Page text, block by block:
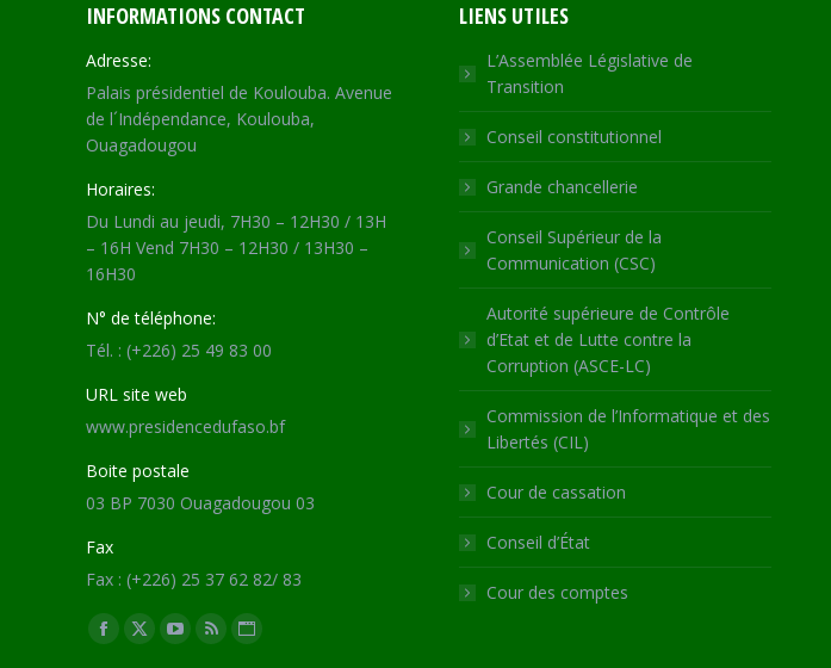
INFORMATIONS CONTACT
Adresse:
Palais présidentiel de Koulouba. Avenue
de l´Indépendance, Koulouba,
Ouagadougou
Horaires:
Du Lundi au jeudi, 7H30 – 12H30 / 13H
– 16H Vend 7H30 – 12H30 / 13H30 –
16H30
N° de téléphone:
Tél. : (+226) 25 49 83 00
URL site web
www.presidencedufaso.bf
Boite postale
03 BP 7030 Ouagadougou 03
Fax
Fax : (+226) 25 37 62 82/ 83
Trouvez nous sur :
Facebook
X
YouTube
RSS Site
LIENS UTILES
L’Assemblée Législative de
Transition
Conseil constitutionnel
Grande chancellerie
Conseil Supérieur de la
Communication (CSC)
Autorité supérieure de Contrôle
d’Etat et de Lutte contre la
Corruption (ASCE-LC)
Commission de l’Informatique et des
Libertés (CIL)
Cour de cassation
Conseil d’État
Cour des comptes